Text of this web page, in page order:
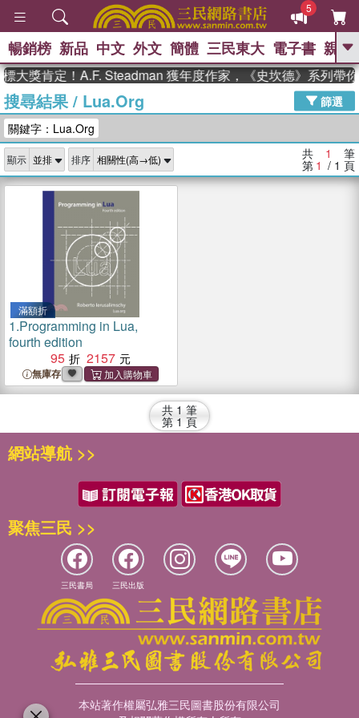
5
GO
高希均教授回憶錄
、 The Odyssey 、 父親節 、 如果歷
獎 臺灣漫遊錄 、 方念華 、 台灣的李
登輝時代
數學女孩：黎曼猜想 、
偉大的迷走神經
暢銷榜 新品 中文 外文 簡體 三民東大 電子書 親子
大獎肯定！A.F. Steadman 獲年度作家，《史坎德》系列帶
搜尋結果/ Lua.Org
篩選
關鍵字：Lua.Org
顯示 排序 共 1 筆
第 1 / 1 頁
滿額折
1.Programming in Lua,
fourth edition
95
2157
無庫存
共 1 筆
第 1 頁
網站導航 >>
聚焦三民 >>
三民書局 三民出版
本站著作權屬弘雅三民圖書股份有限公司